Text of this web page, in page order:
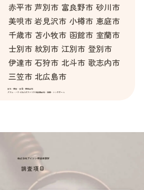
赤平市 芦別市 富良野市 砂川市
美唄市 岩見沢市 小樽市 恵庭市
千歳市 苫小牧市 函館市 室蘭市
士別市 紋別市 江別市 登別市
伊達市 石狩市 北斗市 歌志内市
三笠市 北広島市
東北・関東・東海・関西全域
グアム・ハワイおよびアメリカ合衆国全域・韓国・シンガポール
株式会社アイシン探偵事務所
調査項目